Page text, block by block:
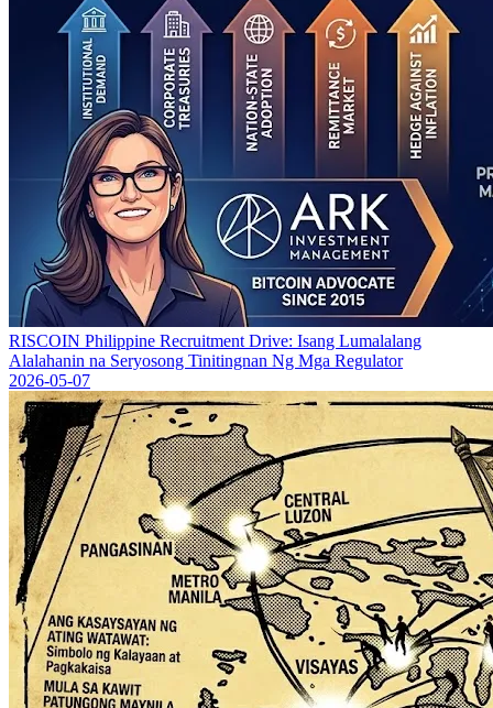
RISCOIN Philippine Recruitment Drive: Isang Lumalalang
Alalahanin na Seryosong Tinitingnan Ng Mga Regulator
2026-05-07